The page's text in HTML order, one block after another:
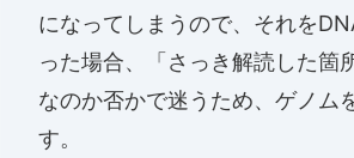
になってしまうので、それを
った場合、「さっき解読した箇
なのか否かで迷うため、ゲノム
す。